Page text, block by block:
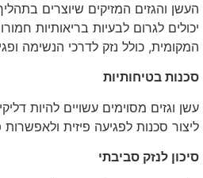
העשן והגזים המזיקים שיוצרים
יכולים לגרום לבעיות בריאותיות
המקומית, כולל נזק לדרכי הנשימה
סכנות בטיחותיות
עשן וגזים מסוימים עשויים להיות
ליצור סכנות לפגיעה פיזית ולאפשרות
סיכון לנזק סביבתי